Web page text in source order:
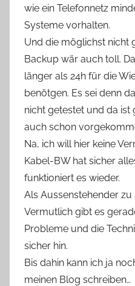
wie ein Telefonnetz
Systeme vorhalten.
Und die möglichst nicht
Backup wär auch toll.
länger als 24h für die
benötgen. Es sei denn
nicht getestet und da ist
auch schon
Na, ich will hier keine
Kabel-BW hat sicher
funktioniert es wieder.
Als Aussenstehender
Vermutlich gibt es
Probleme und die
sicher hin.
Bis dahin kann ich ja
meinen Blog schreiben…